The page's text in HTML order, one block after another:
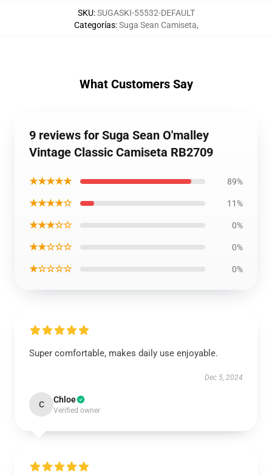
SKU:SUGASKI-55532-DEFAULT
Categorías:Suga Sean Camiseta,
What Customers Say
9 reviews for Suga Sean O'malley
Vintage Classic Camiseta RB2709
★★★★★ 89%
★★★★☆ 11%
★★★☆☆ 0%
★★☆☆☆ 0%
★☆☆☆☆ 0%
Super comfortable, makes daily use enjoyable.
Dec 5, 2024
C Chloe
Verified owner